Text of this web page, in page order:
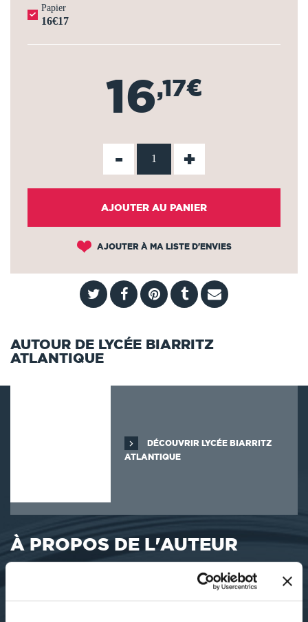
Papier
16€17
16,17€
- +
AJOUTER AU PANIER
AJOUTER À MA LISTE D'ENVIES
AUTOUR DE LYCÉE BIARRITZ
ATLANTIQUE
DÉCOUVRIR LYCÉE BIARRITZ
ATLANTIQUE
À PROPOS DE L'AUTEUR
Ce livre de recettes est le résultat d'un travail effectué par la classe
de 1 PRO R3 (première bac professionnel en section européenne